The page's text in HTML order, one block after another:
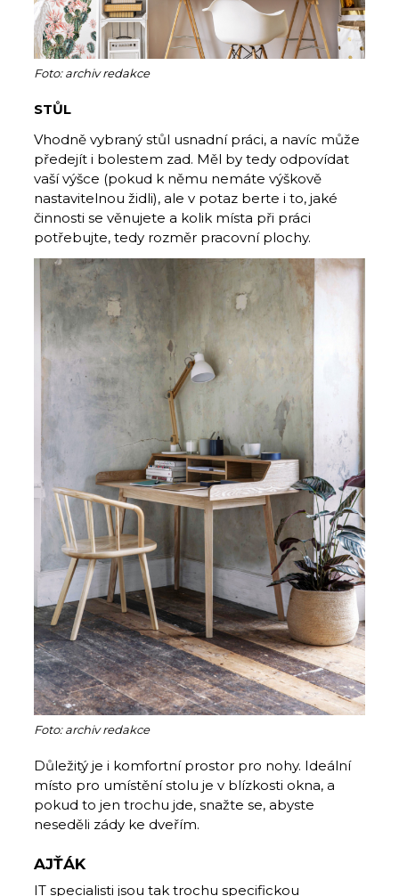
Foto: archiv redakce
STŮL
Vhodně vybraný stůl usnadní práci, a navíc může
předejít i bolestem zad. Měl by tedy odpovídat
vaší výšce (pokud k němu nemáte výškově
nastavitelnou židli), ale v potaz berte i to, jaké
činnosti se věnujete a kolik místa při práci
potřebujte, tedy rozměr pracovní plochy.
Foto: archiv redakce
Důležitý je i komfortní prostor pro nohy. Ideální
místo pro umístění stolu je v blízkosti okna, a
pokud to jen trochu jde, snažte se, abyste
neseděli zády ke dveřím.
AJŤÁK
IT specialisti jsou tak trochu specifickou